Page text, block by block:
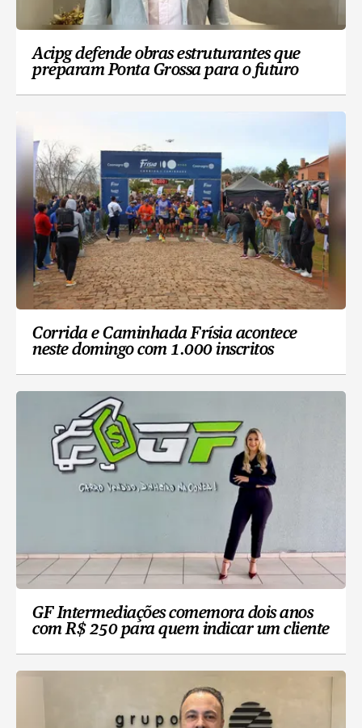
Acipg defende obras estruturantes que
preparam Ponta Grossa para o futuro
Corrida e Caminhada Frísia acontece
neste domingo com 1.000 inscritos
GF Intermediações comemora dois anos
com R$ 250 para quem indicar um cliente